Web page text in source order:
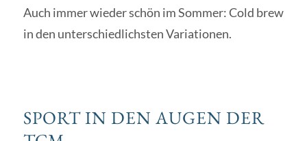
Auch immer wieder schön im Sommer: Cold brew
in den unterschiedlichsten Variationen.
SPORT IN DEN AUGEN DER